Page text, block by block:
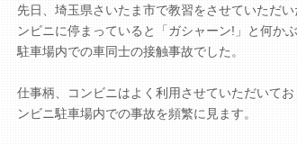
先日、埼玉県さいたま市で教習をさせていただ
ンビニに停まっていると「ガシャーン!」と何かぶ
駐車場内での車同士の接触事故でした。
仕事柄、コンビニはよく利用させていただいて
ンビニ駐車場内での事故を頻繁に見ます。